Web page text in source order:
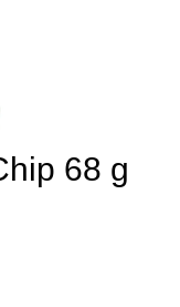
68 g